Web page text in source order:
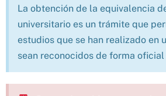
La obtención de la equivalencia
universitario es un trámite que
estudios que se han realizado en
sean reconocidos de forma oficial